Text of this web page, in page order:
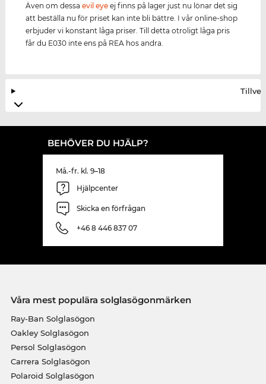
Även om dessaevil eye ej finns på lager just nu lönar det sig
att beställa nu för priset kan inte bli bättre. I vår online-shop
erbjuder vi konstant låga priser. Till detta otroligt låga pris
får du E030 inte ens på REA hos andra.
BEHÖVER DU HJÄLP?
Må.-fr. kl. 9–18
Hjälpcenter
Skicka en förfrågan
+46 8 446 837 07
Våra mest populära solglasögonmärken
Ray-Ban Solglasögon
Oakley Solglasögon
Persol Solglasögon
Carrera Solglasögon
Polaroid Solglasögon